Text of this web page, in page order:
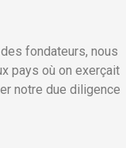
fondateurs, nous
pays où on exerçait
notre due diligence